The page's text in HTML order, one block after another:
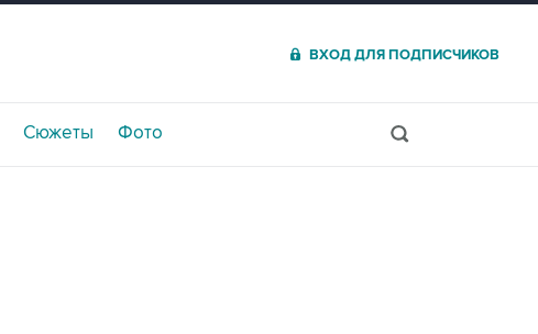
ВХОД ДЛЯ ПОДПИСЧИКОВ
Сюжеты Фото